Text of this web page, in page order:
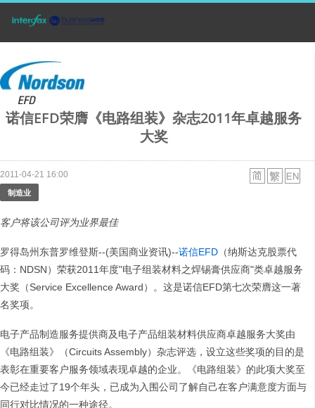
诺信EFD荣膺《电路组装》杂志2011年卓越服务
大奖
2011-04-21 16:00
制造业
客户将该公司评为业界最佳
罗得岛州东普罗维登斯--(美国商业资讯)--诺信EFD （纳斯达克股票代
码：NDSN）荣获2011年度"电子组装材料之焊锡膏供应商"类卓越服务
大奖（Service Excellence Award）。这是诺信EFD第七次荣膺这一著
名奖项。
电子产品制造服务提供商及电子产品组装材料供应商卓越服务大奖由
《电路组装》（Circuits Assembly）杂志评选，设立这些奖项的目的是
表彰在重要客户服务领域表现卓越的企业。《电路组装》的此项大奖至
今已经走过了19个年头，已成为入围公司了解自己在客户满意度方面与
同行对比情况的一种途径。